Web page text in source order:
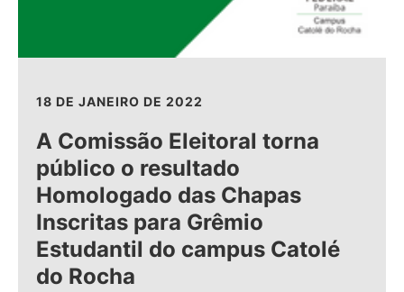
18 DE JANEIRO DE 2022
A Comissão Eleitoral torna
público o resultado
Homologado das Chapas
Inscritas para Grêmio
Estudantil do campus Catolé
do Rocha